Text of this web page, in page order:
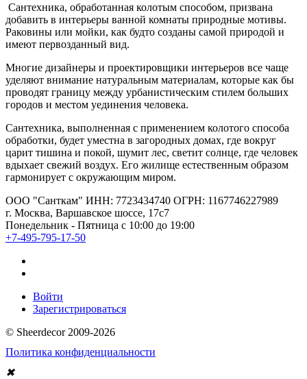
Сантехника, обработанная колотым способом, призвана
добавить в интерьеры ванной комнаты природные мотивы.
Раковины или мойки, как будто созданы самой природой и
имеют первозданный вид.
Многие дизайнеры и проектировщики интерьеров все чаще
уделяют внимание натуральным материалам, которые как бы
проводят границу между урбанистическим стилем больших
городов и местом уединения человека.
Сантехника, выполненная с применением колотого способа
обработки, будет уместна в загородных домах, где вокруг
царит тишина и покой, шумит лес, светит солнце, где человек
вдыхает свежий воздух. Его жилище естественным образом
гармонирует с окружающим миром.
ООО "Санткам" ИНН: 7723434740 ОГРН: 1167746227989
г. Москва, Варшавское шоссе, 17с7
Понедельник - Пятница с 10:00 до 19:00
+7-495-795-17-50
Войти
Зарегистрироваться
© Sheerdecor 2009-2026
Политика конфиденциальности
✖